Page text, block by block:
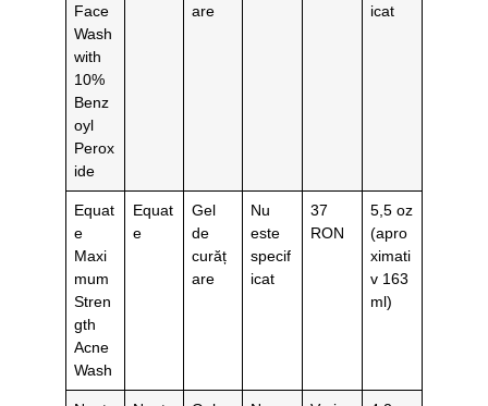
Face
Wash
with
10%
Benz
oyl
Perox
ide
are
icat
Equat
e
Maxi
mum
Stren
gth
Acne
Wash
Equat
e
Gel
de
curăț
are
Nu
este
specif
icat
37
RON
5,5 oz
(apro
ximati
v 163
ml)